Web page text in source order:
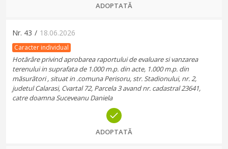
ADOPTATĂ
Nr. 43 / 18.06.2026
Caracter individual
Hotărâre privind aprobarea raportului de evaluare si vanzarea
terenului in suprafata de 1.000 m.p. din acte, 1.000 m.p. din
măsurători , situat in .comuna Perisoru, str. Stadionului, nr. 2,
judetul Calarasi, Cvartal 72, Parcela 3 avand nr. cadastral 23641,
catre doamna Suceveanu Daniela
ADOPTATĂ